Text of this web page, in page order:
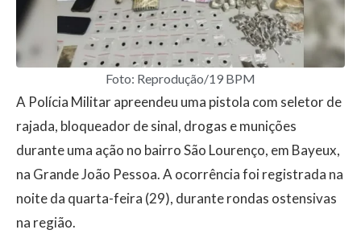
Foto: Reprodução/19 BPM
A Polícia Militar apreendeu uma pistola com seletor de
rajada, bloqueador de sinal, drogas e munições
durante uma ação no bairro São Lourenço, em Bayeux,
na Grande João Pessoa. A ocorrência foi registrada na
noite da quarta-feira (29), durante rondas ostensivas
na região.